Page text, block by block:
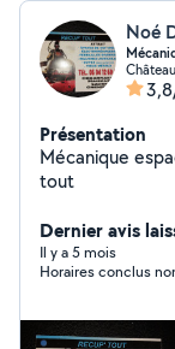
Noé
Présentation
Mécanique
tout
Dernier avis
Il y a 5 mois
Horaires conclus